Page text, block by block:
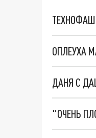
ОПЛЕУХА
ДАНЯ С